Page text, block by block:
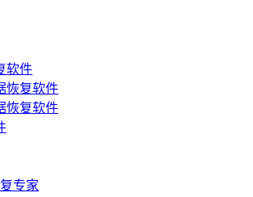
软件
恢复软件
恢复软件
专家